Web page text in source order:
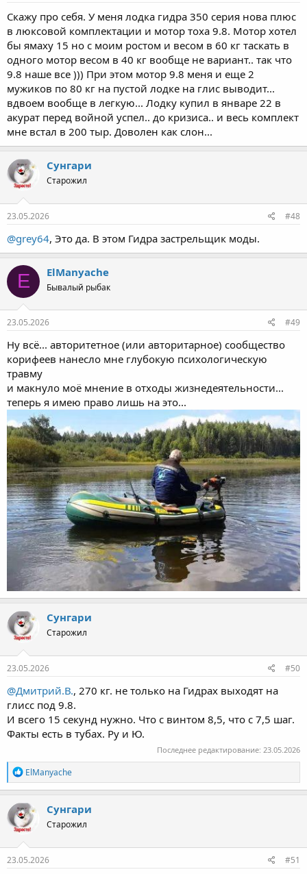
Скажу про себя. У меня лодка гидра 350 серия нова плюс
в люксовой комплектации и мотор тоха 9.8. Мотор хотел
бы ямаху 15 но с моим ростом и весом в 60 кг таскать в
одного мотор весом в 40 кг вообще не вариант.. так что
9.8 наше все ))) При этом мотор 9.8 меня и еще 2
мужиков по 80 кг на пустой лодке на глис выводит...
вдвоем вообще в легкую... Лодку купил в январе 22 в
акурат перед войной успел.. до кризиса.. и весь комплект
мне встал в 200 тыр. Доволен как слон...
Сунгари
Старожил
23.05.2026 #48
@grey64, Это да. В этом Гидра застрельщик моды.
E ElManyache
Бывалый рыбак
23.05.2026 #49
Ну всё... авторитетное (или авторитарное) сообщество
корифеев нанесло мне глубокую психологическую
травму
и макнуло моё мнение в отходы жизнедеятельности...
теперь я имею право лишь на это...
Сунгари
Старожил
23.05.2026 #50
@Дмитрий.В., 270 кг. не только на Гидрах выходят на
глисс под 9.8.
И всего 15 секунд нужно. Что с винтом 8,5, что с 7,5 шаг.
Факты есть в тубах. Ру и Ю.
Последнее редактирование: 23.05.2026
Р
е
а
к
ц
и
:
ElManyache
Сунгари
Старожил
23.05.2026 #51